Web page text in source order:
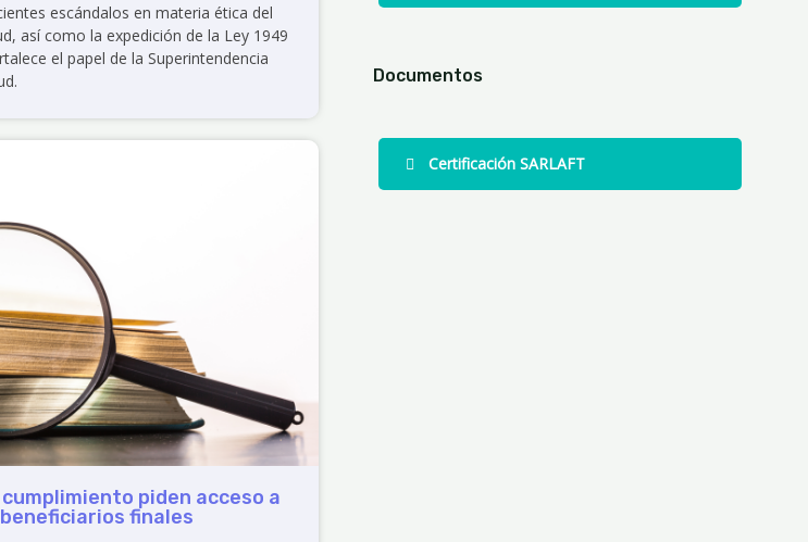
escándalos en materia ética del
así como la expedición de la Ley 1949
el papel de la Superintendencia
piden acceso a
finales
Documentos
Certificación SARLAFT